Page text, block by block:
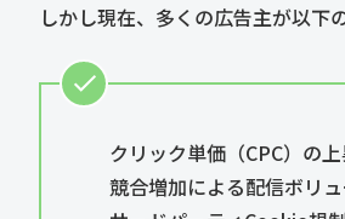
しかし現在、多くの広告主が以下
クリック単価（CPC）の
競合増加による配信ボリ